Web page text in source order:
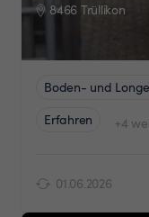
8466 Trüllikon
Boden- und
Erfahren
+4
01.06.2026